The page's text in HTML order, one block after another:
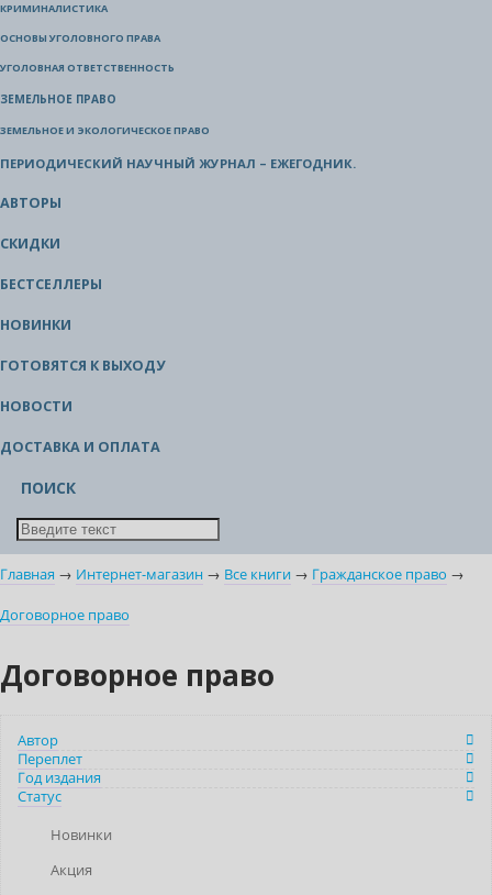
КРИМИНАЛИСТИКА
ОСНОВЫ УГОЛОВНОГО ПРАВА
УГОЛОВНАЯ ОТВЕТСТВЕННОСТЬ
ЗЕМЕЛЬНОЕ ПРАВО
ЗЕМЕЛЬНОЕ И ЭКОЛОГИЧЕСКОЕ ПРАВО
ПЕРИОДИЧЕСКИЙ НАУЧНЫЙ ЖУРНАЛ – ЕЖЕГОДНИК.
АВТОРЫ
СКИДКИ
БЕСТСЕЛЛЕРЫ
НОВИНКИ
ГОТОВЯТСЯ К ВЫХОДУ
НОВОСТИ
ДОСТАВКА И ОПЛАТА
ПОИСК
Главная → Интернет-магазин → Все книги → Гражданское право →
Договорное право
Договорное право
Автор
Переплет
Год издания
Статус
Новинки
Акция